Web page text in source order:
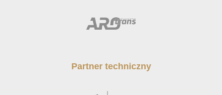
Partner techniczny